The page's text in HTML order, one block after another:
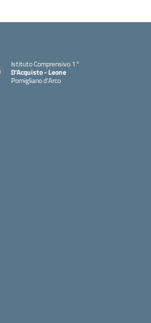
Istituto Comprensivo 1°
D'Acquisto - Leone
Pomigliano d'Arco
— Visita la pagina iniziale della scuola